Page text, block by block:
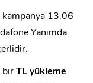
kampanya 13.06
Yanımda
bir TL yükleme